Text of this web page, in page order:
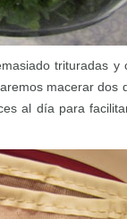
trituradas y
macerar dos
al día para